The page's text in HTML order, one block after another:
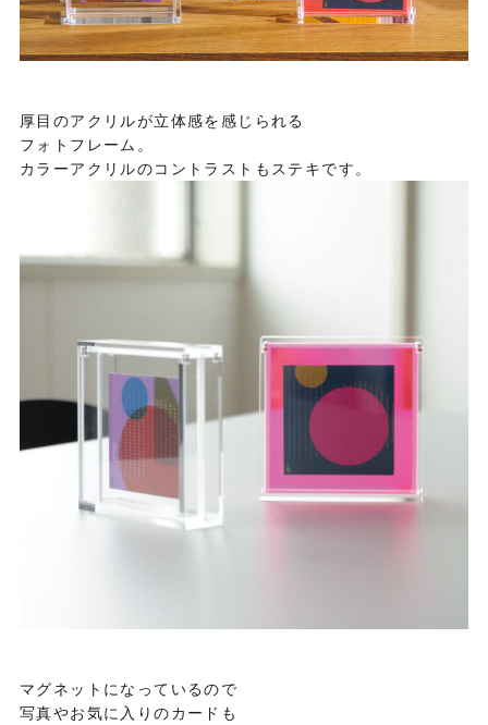
厚目のアクリルが立体感を感じられる
フォトフレーム。
カラーアクリルのコントラストもステキです。
マグネットになっているので
写真やお気に入りのカードも